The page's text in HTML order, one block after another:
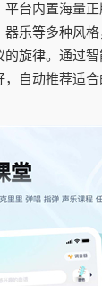
台内置海量
乐等多种风格
旋律。通过
自动推荐适